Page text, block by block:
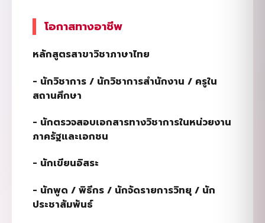
โอกาสทางอาชีพ
หลักสูตรสาขาวิชาภาษาไทย
- นักวิชาการ / นักวิชาการสำนักงาน / ครูใน
สถานศึกษา
- นักตรวจสอบเอกสารทางวิชาการในหน่วยงาน
ภาครัฐและเอกชน
- นักเขียนอิสระ
- นักพูด / พิธีกร / นักจัดรายการวิทยุ / นัก
ประชาสัมพันธ์